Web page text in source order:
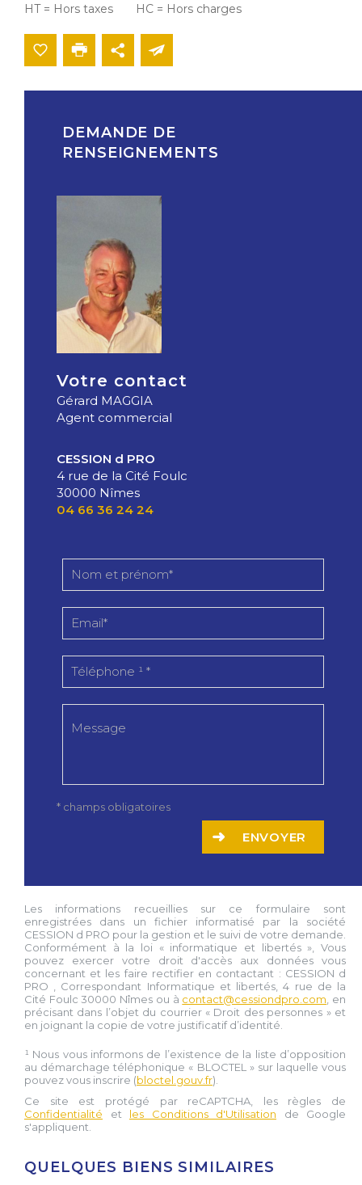
HT = Hors taxes HC = Hors charges
DEMANDE DE
RENSEIGNEMENTS
Votre contact
Gérard MAGGIA
Agent commercial
CESSION d PRO
4 rue de la Cité Foulc
30000 Nîmes
04 66 36 24 24
* champs obligatoires
ENVOYER
Les informations recueillies sur ce formulaire sont
enregistrées dans un fichier informatisé par la société
CESSION d PRO pour la gestion et le suivi de votre demande.
Conformément à la loi « informatique et libertés », Vous
pouvez exercer votre droit d'accès aux données vous
concernant et les faire rectifier en contactant : CESSION d
PRO
, Correspondant Informatique et libertés,4 rue de la
Cité Foulc 30000 Nîmes ou à contact@cessiondpro.com , en
précisant dans l’objet du courrier « Droit des personnes » et
en joignant la copie de votre justificatif d’identité.
¹ Nous vous informons de l’existence de la liste d’opposition
au démarchage téléphonique « BLOCTEL » sur laquelle vous
pouvez vous inscrire (bloctel.gouv.fr).
Ce site est protégé par reCAPTCHA, les règles de
Confidentialité et les Conditions d'Utilisation de Google
s'appliquent.
QUELQUES BIENS SIMILAIRES